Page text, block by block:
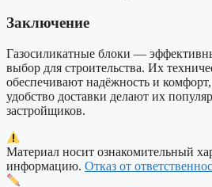
Заключение
Газосиликатные блоки —
выбор для строительства. Их
обеспечивают надёжность и
удобство доставки делают их
застройщиков.
Материал носит ознакомительный
информацию. Отказ от